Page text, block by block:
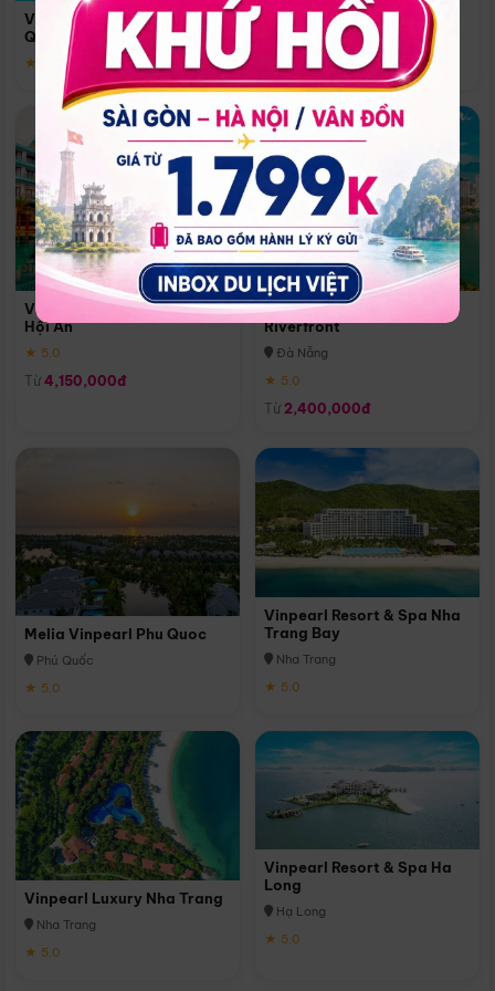
Vinpearl Resort & Spa Phu
Quoc
★ 5.0
Quoc
Phú Quốc
★ 5.0
Vinpearl Resort & Golf Nam
Hội An
★ 5.0
Từ 4,150,000đ
Melia Vinpearl Danang
Riverfront
Đà Nẵng
★ 5.0
Từ 2,400,000đ
Melia Vinpearl Phu Quoc
Phú Quốc
★ 5.0
Vinpearl Resort & Spa Nha
Trang Bay
Nha Trang
★ 5.0
Vinpearl Luxury Nha Trang
Nha Trang
★ 5.0
Vinpearl Resort & Spa Ha
Long
Hạ Long
★ 5.0